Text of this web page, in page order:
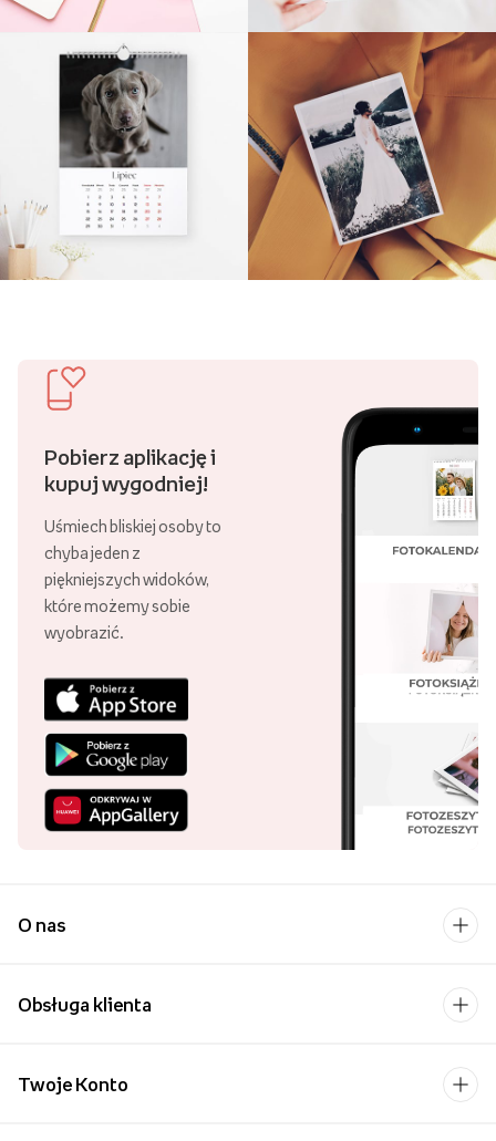
Pobierz aplikację i
kupuj wygodniej!
Uśmiech bliskiej osoby to
chyba jeden z
piękniejszych widoków,
które możemy sobie
wyobrazić.
O nas
Obsługa klienta
Twoje Konto